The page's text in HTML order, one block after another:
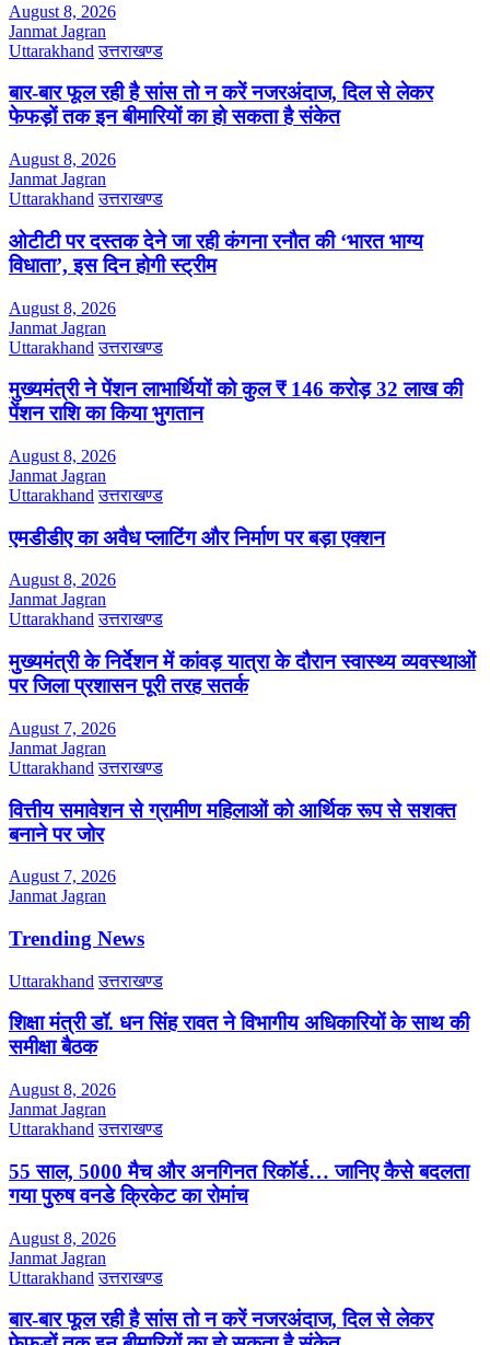
August 8, 2026
Janmat Jagran
Uttarakhand उत्तराखण्ड
बार-बार फूल रही है सांस तो न करें नजरअंदाज, दिल से लेकर
फेफड़ों तक इन बीमारियों का हो सकता है संकेत
August 8, 2026
Janmat Jagran
Uttarakhand उत्तराखण्ड
ओटीटी पर दस्तक देने जा रही कंगना रनौत की ‘भारत भाग्य
विधाता’, इस दिन होगी स्ट्रीम
August 8, 2026
Janmat Jagran
Uttarakhand उत्तराखण्ड
मुख्यमंत्री ने पेंशन लाभार्थियों को कुल ₹ 146 करोड़ 32 लाख की
पेंशन राशि का किया भुगतान
August 8, 2026
Janmat Jagran
Uttarakhand उत्तराखण्ड
एमडीडीए का अवैध प्लाटिंग और निर्माण पर बड़ा एक्शन
August 8, 2026
Janmat Jagran
Uttarakhand उत्तराखण्ड
मुख्यमंत्री के निर्देशन में कांवड़ यात्रा के दौरान स्वास्थ्य व्यवस्थाओं
पर जिला प्रशासन पूरी तरह सतर्क
August 7, 2026
Janmat Jagran
Uttarakhand उत्तराखण्ड
वित्तीय समावेशन से ग्रामीण महिलाओं को आर्थिक रूप से सशक्त
बनाने पर जोर
August 7, 2026
Janmat Jagran
Trending News
Uttarakhand उत्तराखण्ड
शिक्षा मंत्री डॉ. धन सिंह रावत ने विभागीय अधिकारियों के साथ की
समीक्षा बैठक
August 8, 2026
Janmat Jagran
Uttarakhand उत्तराखण्ड
55 साल, 5000 मैच और अनगिनत रिकॉर्ड… जानिए कैसे बदलता
गया पुरुष वनडे क्रिकेट का रोमांच
August 8, 2026
Janmat Jagran
Uttarakhand उत्तराखण्ड
बार-बार फूल रही है सांस तो न करें नजरअंदाज, दिल से लेकर